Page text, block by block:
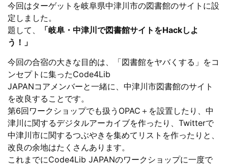
今回はターゲットを岐阜県中津川市の図書館のサイトに設
定しました。
題して、
「岐阜・中津川で図書館サイトをHackしよ
う！」
今回の合宿の大きな目的は、「図書館をヤバくする」をコ
ンセプトに集ったCode4Lib
JAPANコアメンバーと一緒に、中津川市図書館のサイト
を改良することです。
第6回ワークショップでも扱うOPAC＋を設置したり、中
津川に関するデジタルアーカイブを作ったり、Twitterで
中津川市に関するつぶやきを集めてリストを作ったりと、
改良の余地はたくさんあります。
これまでにCode4Lib JAPANのワークショップに一度で